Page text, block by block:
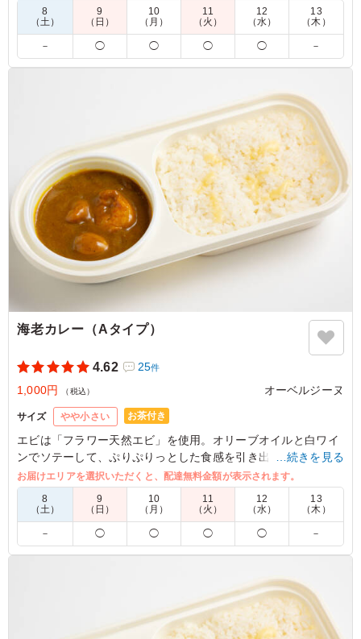
うずら卵、マッシュルームも入って具だくさん。
※喫食までにバターが溶けてしまう場合がございます。冷蔵庫
等で保管できるご用意をお願い致します。
※オプションにて店舗ロゴ入りの紙のスリーブケース(化粧箱)
また、画像サンプルはカテゴリ：「オプション」内の「スリー
ブケース(化粧箱)」をご参照ください。各商品共通のケースと
なります。
5.0 株式会社ジャムスタジオ
定番のシーフードミックスGOOD
ご利用シーン：－
東京都中央区勝どき2026/08/05
8
（土）
9
（日）
10
（月）
11
（火）
12
（水）
13
（木）
－ ◯ ◯ ◯ ◯ －
海老カレー（Aタイプ）
4.62 25件
1,000円 （税込） オーベルジーヌ
サイズ やや小さい お茶付き
エビは「フラワー天然エビ」を使用。オリーブオイルと白ワイ
ンでソテーして、ぷりぷりっとした食感を引き出しています。
濃厚なカレーの中でもエビの美味しさが引き立つ一品です。
※オプションにてスリーブケース(化粧箱)をご用意しておりま
す。ご希望の際は下記「ご飯の種類」プルダウンよりご選択く
ださい。
オーベルジーヌのカレーはいつ頼んでも全員に喜ばれるの
でありがたいです。 特に海老カレーは、海老の風味が強
く満足度が高いカレーです。辛さもちょうど良かったで
…続きを見る
お届けエリアを選択いただくと、配達無料金額が表示されます。
8
（土）
9
（日）
10
（月）
11
（火）
12
（水）
13
（木）
－ ◯ ◯ ◯ ◯ －